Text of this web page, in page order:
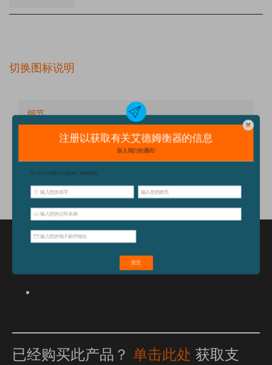
切换图标说明
细节
技术规格
特点和优点
已经购买此产品？ 单击此处 获取支